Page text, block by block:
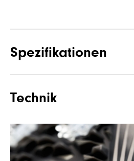
Spezifikationen
Dämpfung
Technik